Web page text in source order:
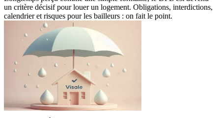
un critère décisif pour louer un logement. Obligations, interdictions,
calendrier et risques pour les bailleurs : on fait le point.